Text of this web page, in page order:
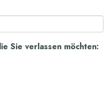
Sie verlassen möchten: